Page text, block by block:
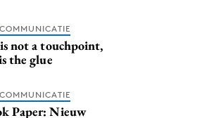
not a touchpoint,
the glue
Paper: Nieuw